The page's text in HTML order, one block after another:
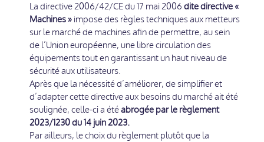
La directive 2006/42/CE du 17 mai 2006 dite directive «
Machines » impose des règles techniques aux metteurs
sur le marché de machines afin de permettre, au sein
de l’Union européenne, une libre circulation des
équipements tout en garantissant un haut niveau de
sécurité aux utilisateurs.
Après que la nécessité d’améliorer, de simplifier et
d’adapter cette directive aux besoins du marché ait été
soulignée, celle-ci a étéabrogée par le règlement
2023/1230 du 14 juin 2023.
Par ailleurs, le choix du règlement plutôt que la